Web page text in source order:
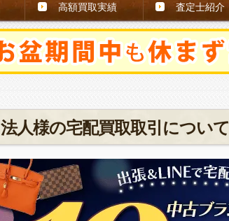
高額買取実績 査定士紹介
法人様の宅配買取取引について